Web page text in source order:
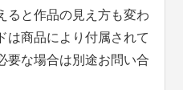
ると作品の見え方も変わ
は商品により付属されて
要な場合は別途お問い合